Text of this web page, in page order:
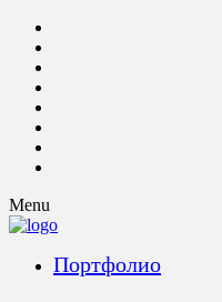
Menu
Портфолио